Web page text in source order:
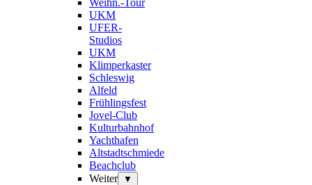
UKM
UFER-
Studios
UKM
Klimperkaster
Schleswig
Alfeld
Frühlingsfest
Jovel-Club
Kulturbahnhof
Yachthafen
Altstadtschmiede
Beachclub
Weiter
▼